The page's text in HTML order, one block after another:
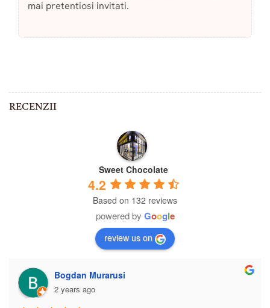
mai pretentiosi invitati.
RECENZII
Sweet Chocolate
4.2
Based on 132 reviews
powered by Google
review us on
Bogdan Murarusi
2 years ago